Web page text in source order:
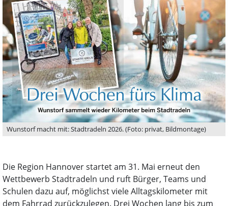
Wunstorf macht mit: Stadtradeln 2026. (Foto: privat, Bildmontage)
Die Region Hannover startet am 31. Mai erneut den
Wettbewerb Stadtradeln und ruft Bürger, Teams und
Schulen dazu auf, möglichst viele Alltagskilometer mit
dem Fahrrad zurückzulegen. Drei Wochen lang bis zum